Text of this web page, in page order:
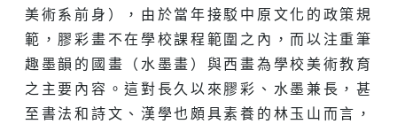
美術系前身），由於當年接駁中原文化的政策規
範，膠彩畫不在學校課程範圍之內，而以注重筆
趣墨韻的國畫（水墨畫）與西畫為學校美術教育
之主要內容。這對長久以來膠彩、水墨兼長，甚
至書法和詩文、漢學也頗具素養的林玉山而言，